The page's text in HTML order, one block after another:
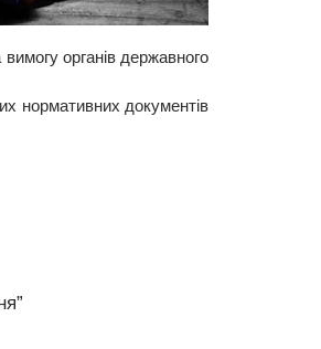
органів державного
нормативних документів